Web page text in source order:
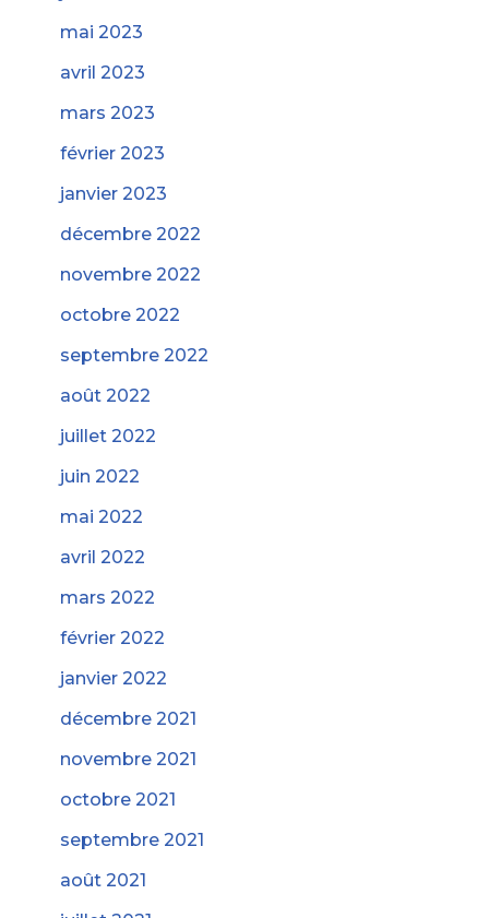
mai 2023
avril 2023
mars 2023
février 2023
janvier 2023
décembre 2022
novembre 2022
octobre 2022
septembre 2022
août 2022
juillet 2022
juin 2022
mai 2022
avril 2022
mars 2022
février 2022
janvier 2022
décembre 2021
novembre 2021
octobre 2021
septembre 2021
août 2021